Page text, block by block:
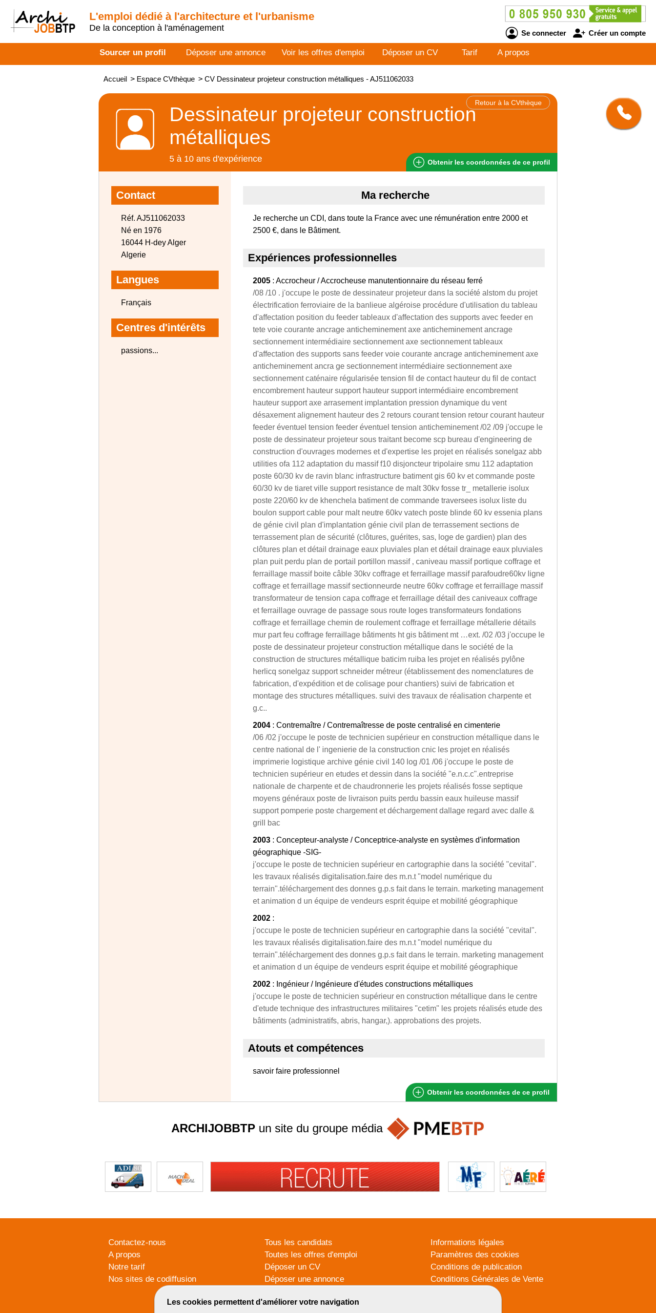
L'emploi dédié à l'architecture et l'urbanisme
De la conception à l'aménagement
Se connecter Créer un compte
Sourcer un profil Déposer une annonce Voir les offres d'emploi Déposer un CV Tarif A propos
Accueil > Espace CVthèque > CV Dessinateur projeteur construction métalliques - AJ511062033
Retour à la CVthèque
Dessinateur projeteur construction
métalliques
5 à 10 ans d'expérience Obtenir les coordonnées de ce profil
Contact
Réf. AJ511062033
Né en 1976
16044 H-dey Alger
Algerie
Langues
Français
Centres d'intérêts
passions...
Ma recherche
Je recherche un CDI, dans toute la France avec une rémunération entre 2000 et
2500 €, dans le Bâtiment.
Expériences professionnelles
2005 : Accrocheur / Accrocheuse manutentionnaire du réseau ferré
/08 /10 . j'occupe le poste de dessinateur projeteur dans la société alstom du projet
électrification ferroviaire de la banlieue algéroise procédure d'utilisation du tableau
d'affectation position du feeder tableaux d'affectation des supports avec feeder en
tete voie courante ancrage anticheminement axe anticheminement ancrage
sectionnement intermédiaire sectionnement axe sectionnement tableaux
d'affectation des supports sans feeder voie courante ancrage anticheminement axe
anticheminement ancra ge sectionnement intermédiaire sectionnement axe
sectionnement caténaire régularisée tension fil de contact hauteur du fil de contact
encombrement hauteur support hauteur support intermédiaire encombrement
hauteur support axe arrasement implantation pression dynamique du vent
désaxement alignement hauteur des 2 retours courant tension retour courant hauteur
feeder éventuel tension feeder éventuel tension anticheminement /02 /09 j'occupe le
poste de dessinateur projeteur sous traitant become scp bureau d'engineering de
construction d'ouvrages modernes et d'expertise les projet en réalisés sonelgaz abb
utilities ofa 112 adaptation du massif f10 disjoncteur tripolaire smu 112 adaptation
poste 60/30 kv de ravin blanc infrastructure batiment gis 60 kv et commande poste
60/30 kv de tiaret ville support resistance de malt 30kv fosse tr_ metallerie isolux
poste 220/60 kv de khenchela batiment de commande traversees isolux liste du
boulon support cable pour malt neutre 60kv vatech poste blinde 60 kv essenia plans
de génie civil plan d'implantation génie civil plan de terrassement sections de
terrassement plan de sécurité (clôtures, guérites, sas, loge de gardien) plan des
clôtures plan et détail drainage eaux pluviales plan et détail drainage eaux pluviales
plan puit perdu plan de portail portillon massif , caniveau massif portique coffrage et
ferraillage massif boite câble 30kv coffrage et ferraillage massif parafoudre60kv ligne
coffrage et ferraillage massif sectionneurde neutre 60kv coffrage et ferraillage massif
transformateur de tension capa coffrage et ferraillage détail des caniveaux coffrage
et ferraillage ouvrage de passage sous route loges transformateurs fondations
coffrage et ferraillage chemin de roulement coffrage et ferraillage métallerie détails
mur part feu coffrage ferraillage bâtiments ht gis bâtiment mt …ext. /02 /03 j'occupe le
poste de dessinateur projeteur construction métallique dans le société de la
construction de structures métallique baticim ruiba les projet en réalisés pylône
herlicq sonelgaz support schneider métreur (établissement des nomenclatures de
fabrication, d'expédition et de colisage pour chantiers) suivi de fabrication et
montage des structures métalliques. suivi des travaux de réalisation charpente et
g.c..
2004 : Contremaître / Contremaîtresse de poste centralisé en cimenterie
/06 /02 j'occupe le poste de technicien supérieur en construction métallique dans le
centre national de l' ingenierie de la construction cnic les projet en réalisés
imprimerie logistique archive génie civil 140 log /01 /06 j'occupe le poste de
technicien supérieur en etudes et dessin dans la société "e.n.c.c".entreprise
nationale de charpente et de chaudronnerie les projets réalisés fosse septique
moyens généraux poste de livraison puits perdu bassin eaux huileuse massif
support pomperie poste chargement et déchargement dallage regard avec dalle &
grill bac
2003 : Concepteur-analyste / Conceptrice-analyste en systèmes d'information
géographique -SIG-
j'occupe le poste de technicien supérieur en cartographie dans la société "cevital".
les travaux réalisés digitalisation.faire des m.n.t "model numérique du
terrain".téléchargement des donnes g.p.s fait dans le terrain. marketing management
et animation d un équipe de vendeurs esprit équipe et mobilité géographique
2002 :
j'occupe le poste de technicien supérieur en cartographie dans la société "cevital".
les travaux réalisés digitalisation.faire des m.n.t "model numérique du
terrain".téléchargement des donnes g.p.s fait dans le terrain. marketing management
et animation d un équipe de vendeurs esprit équipe et mobilité géographique
2002 : Ingénieur / Ingénieure d'études constructions métalliques
j'occupe le poste de technicien supérieur en construction métallique dans le centre
d'etude technique des infrastructures militaires "cetim" les projets réalisés etude des
bâtiments (administratifs, abris, hangar,). approbations des projets.
Atouts et compétences
savoir faire professionnel
Obtenir les coordonnées de ce profil
Les cookies permettent d'améliorer votre navigation
ARCHIJOBBTPun site du groupe média
Contactez-nous
A propos
Notre tarif
Nos sites de codiffusion
Tous les candidats
Toutes les offres d'emploi
Déposer un CV
Déposer une annonce
Informations légales
Paramètres des cookies
Conditions de publication
Conditions Générales de Vente